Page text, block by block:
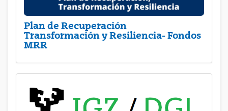
Plan de Recuperación
Transformación y Resiliencia- Fondos
MRR